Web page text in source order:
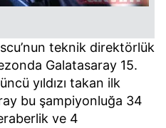
teknik direktörlük
Galatasaray 15.
yıldızı takan ilk
bu şampiyonluğa 34
ve 4